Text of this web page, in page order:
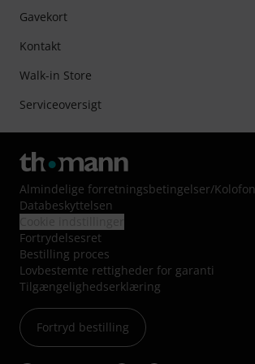
Gavekort
Kontakt
Walk-in Store
Serviceoversigt
Almindelige forretningsbetingelser/Kolofon
Databeskyttelsen
Fortrydelsesret
Bestilling proces
Lovbestemte rettigheder for garanti
Tilgængelighedserklæring
Fortryd bestilling